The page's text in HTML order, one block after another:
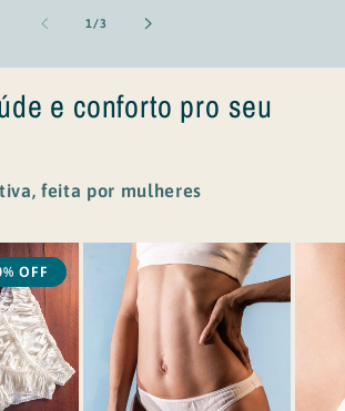
1 /de
3
e conforto pro seu
feita por mulheres
OFF